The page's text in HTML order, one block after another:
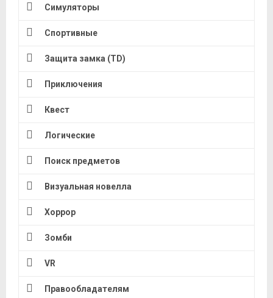
Симуляторы
Спортивные
Защита замка (TD)
Приключения
Квест
Логические
Поиск предметов
Визуальная новелла
Хоррор
Зомби
VR
Правообладателям